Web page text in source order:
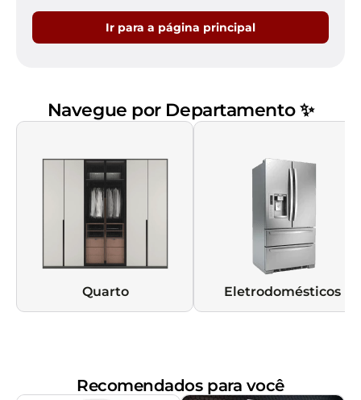
Ir para a página principal
Navegue por Departamento ✨
Quarto Eletrodomésticos
Recomendados para você